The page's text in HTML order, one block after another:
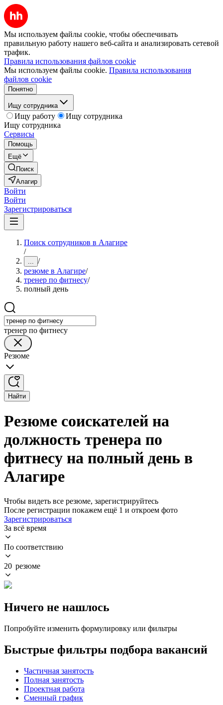
Мы используем файлы cookie, чтобы обеспечивать
правильную работу нашего веб-сайта и анализировать сетевой
трафик.
Правила использования файлов cookie
Мы используем файлы cookie. Правила использования
файлов cookie
Понятно
Ищу сотрудника
Ищу работу
Ищу сотрудника
Ищу сотрудника
Сервисы
Помощь
Ещё
Поиск
Алагир
Войти
Войти
Зарегистрироваться
Поиск сотрудников в Алагире
/
... /
резюме в Алагире/
тренер по фитнесу/
полный день
тренер по фитнесу
Резюме
Найти
Резюме соискателей на
должность тренера по
фитнесу на полный день в
Алагире
Чтобы видеть все резюме, зарегистрируйтесь
После регистрации покажем ещё 1 и откроем фото
Зарегистрироваться
За всё время
По соответствию
20 резюме
Ничего не нашлось
Попробуйте изменить формулировку или фильтры
Быстрые фильтры подбора вакансий
Частичная занятость
Полная занятость
Проектная работа
Сменный график